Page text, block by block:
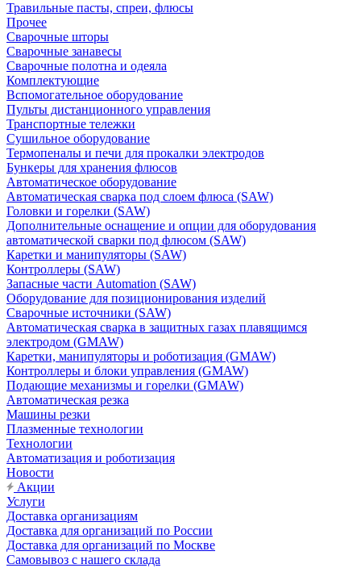
Травильные пасты, спреи, флюсы
Прочее
Сварочные шторы
Сварочные занавесы
Сварочные полотна и одеяла
Комплектующие
Вспомогательное оборудование
Пульты дистанционного управления
Транспортные тележки
Сушильное оборудование
Термопеналы и печи для прокалки электродов
Бункеры для хранения флюсов
Автоматическое оборудование
Автоматическая сварка под слоем флюса (SAW)
Головки и горелки (SAW)
Дополнительные оснащение и опции для оборудования
автоматической сварки под флюсом (SAW)
Каретки и манипуляторы (SAW)
Контроллеры (SAW)
Запасные части Automation (SAW)
Оборудование для позиционирования изделий
Сварочные источники (SAW)
Автоматическая сварка в защитных газах плавящимся
электродом (GMAW)
Каретки, манипуляторы и роботизация (GMAW)
Контроллеры и блоки управления (GMAW)
Подающие механизмы и горелки (GMAW)
Автоматическая резка
Машины резки
Плазменные технологии
Технологии
Автоматизация и роботизация
Новости
Акции
Услуги
Доставка организациям
Доставка для организаций по России
Доставка для организаций по Москве
Самовывоз с нашего склада